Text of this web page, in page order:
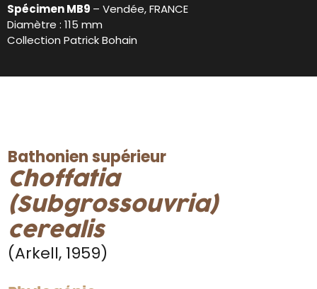
Spécimen MB9 – Vendée, FRANCE
Diamètre : 115 mm
Collection Patrick Bohain
Bathonien supérieur
Choffatia
(Subgrossouvria)
cerealis
(Arkell, 1959)